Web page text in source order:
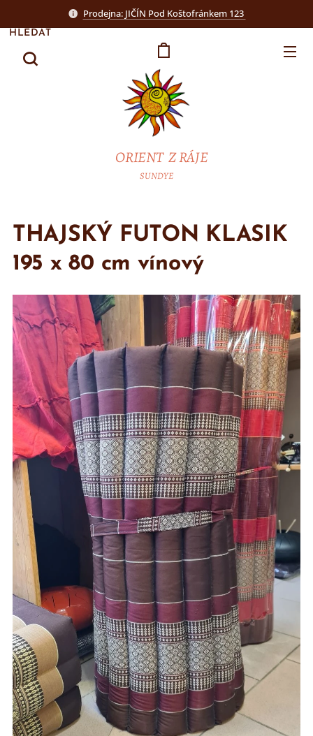
Prodejna: JIČÍN Pod Koštofránkem 123
ORIENT Z RÁJE
SUNDYE
HLEDAT
THAJSKÝ FUTON KLASIK
195 x 80 cm vínový